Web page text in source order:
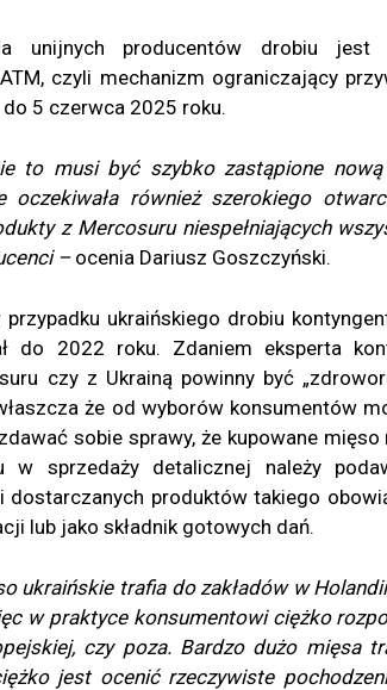
unijnych producentów drobiu
czyli mechanizm ograniczający
5 czerwca 2025 roku.
to musi być szybko zastąpione
oczekiwała również szerokiego
z Mercosuru niespełniających
–ocenia Dariusz Goszczyński.
przypadku ukraińskiego drobiu
do 2022 roku. Zdaniem eksperta
czy z Ukrainą powinny być
że od wyborów konsumentów
sobie sprawy, że kupowane
w sprzedaży detalicznej należy
dostarczanych produktów takiego
lub jako składnik gotowych dań.
ukraińskie trafia do zakładów w
w praktyce konsumentowi ciężko
czy poza. Bardzo dużo mięsa
jest ocenić rzeczywiste